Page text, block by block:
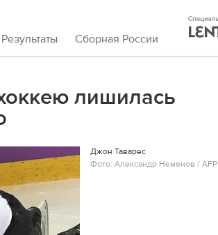
Результаты Сборная России
лишилась
Джон Таварес
Фото: Александр Неменов / AFP